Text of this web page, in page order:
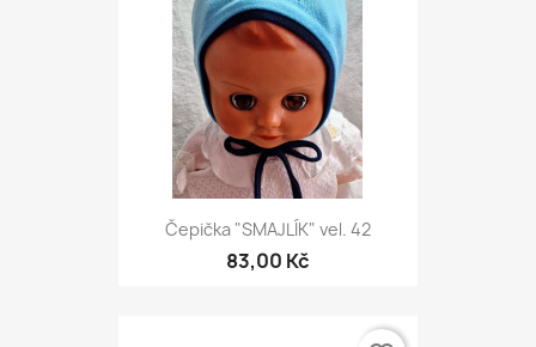
Čepička "SMAJLÍK" vel. 42
83,00 Kč